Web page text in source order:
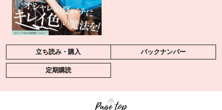
立ち読み・購入 バックナンバー
定期購読
Page top